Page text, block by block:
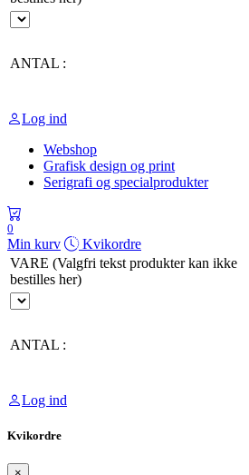
ANTAL :
Log ind
Webshop
Grafisk design og print
Serigrafi og specialprodukter
0
Min kurv
Kvikordre
VARE (Valgfri tekst produkter kan ikke
bestilles her)
ANTAL :
Log ind
Kvikordre